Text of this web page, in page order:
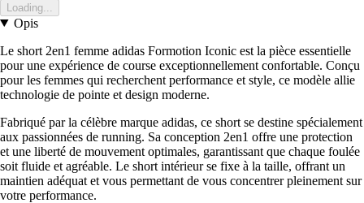
Loading...
Opis
Le short 2en1 femme adidas Formotion Iconic est la pièce essentielle
pour une expérience de course exceptionnellement confortable. Conçu
pour les femmes qui recherchent performance et style, ce modèle allie
technologie de pointe et design moderne.
Fabriqué par la célèbre marque adidas, ce short se destine spécialement
aux passionnées de running. Sa conception 2en1 offre une protection
et une liberté de mouvement optimales, garantissant que chaque foulée
soit fluide et agréable. Le short intérieur se fixe à la taille, offrant un
maintien adéquat et vous permettant de vous concentrer pleinement sur
votre performance.